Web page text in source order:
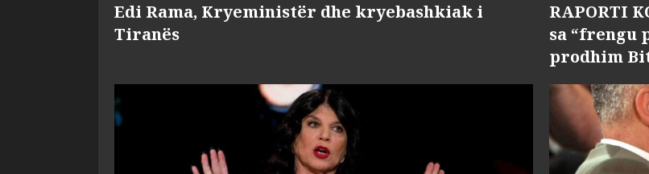
Edi Rama, Kryeministër dhe kryebashkiak i
Tiranës
RAPORTI
sa “frengu
prodhim